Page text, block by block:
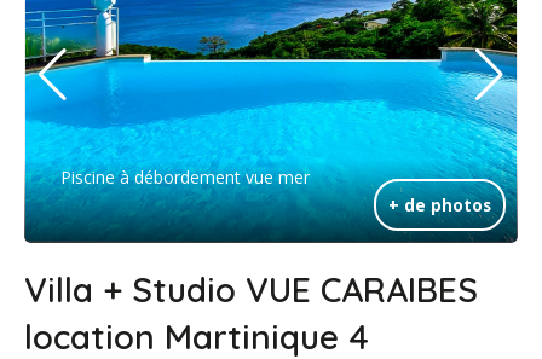
+ de photos
Piscine à débordement vue mer
Villa + Studio VUE CARAIBES
location Martinique 4